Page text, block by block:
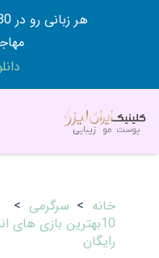
خانه > سرگرمی >
10بهترین بازی های
رایگان